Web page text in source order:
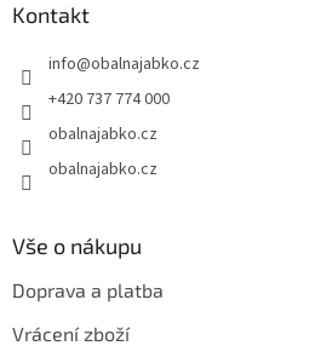
Kontakt
info@obalnajabko.cz
+420 737 774 000
obalnajabko.cz
obalnajabko.cz
Vše o nákupu
Doprava a platba
Vrácení zboží